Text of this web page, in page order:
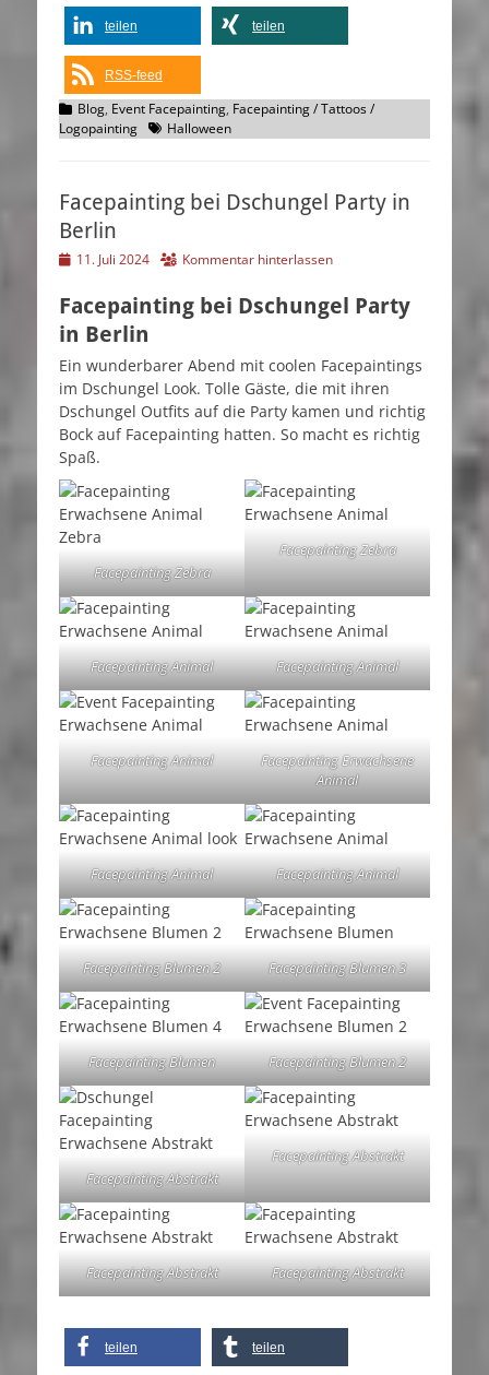
teilen teilen
RSS-feed
Kategorien
Blog, Event Facepainting, Facepainting / Tattoos /
Logopainting Schlagworte
Halloween
Facepainting bei Dschungel Party in
Berlin
Veröffentlicht
11. Juli 2024 Kommentar hinterlassen
Facepainting bei Dschungel Party
in Berlin
Ein wunderbarer Abend mit coolen Facepaintings
im Dschungel Look. Tolle Gäste, die mit ihren
Dschungel Outfits auf die Party kamen und richtig
Bock auf Facepainting hatten. So macht es richtig
Spaß.
Facepainting Zebra
Facepainting Zebra
Facepainting Animal Facepainting Animal
Facepainting Animal
Facepainting Erwachsene
Animal
Facepainting Animal Facepainting Animal
Facepainting Blumen 2 Facepainting Blumen 3
Facepainting Blumen Facepainting Blumen 2
Facepainting Abstrakt
Facepainting Abstrakt
Facepainting Abstrakt Facepainting Abstrakt
teilen teilen